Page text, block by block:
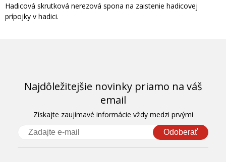
Hadicová skrutková nerezová spona na zaistenie hadicovej
prípojky v hadici.
Najdôležitejšie novinky priamo na váš
email
Získajte zaujímavé informácie vždy medzi prvými
Odoberať